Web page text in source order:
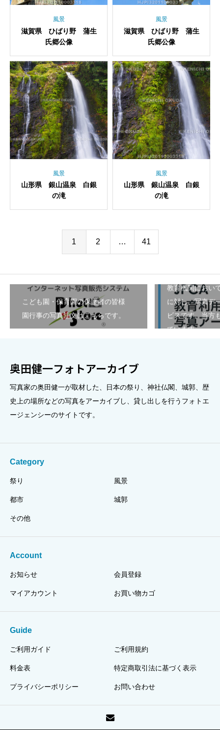
風景
滋賀県 ひばり野 蒲生
氏郷公像
風景
滋賀県 ひばり野 蒲生
氏郷公像
風景
山形県 銀山温泉 白銀
の滝
風景
山形県 銀山温泉 白銀
の滝
1 2 … 41
こども園・保育園の保護者の皆様
園行事の写真注文はこちらです。
教育機関におい
に対し、写真デ
ビスです。当方
ています。
奥田健一フォトアーカイブ
写真家の奥田健一が取材した、日本の祭り、神社仏閣、城郭、歴
史上の場所などの写真をアーカイブし、貸し出しを行うフォトエ
ージェンシーのサイトです。
Category
祭り 風景
都市 城郭
その他
Account
お知らせ 会員登録
マイアカウント お買い物カゴ
Guide
ご利用ガイド ご利用規約
料金表 特定商取引法に基づく表示
プライバシーポリシー お問い合わせ